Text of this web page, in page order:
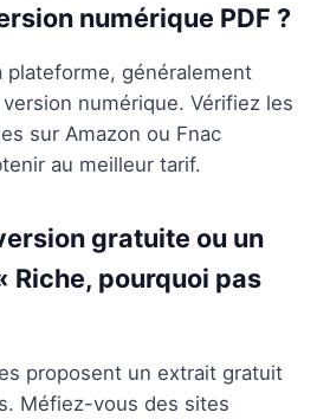
numérique PDF ?
plateforme, généralement
numérique. Vérifiez les
sur Amazon ou Fnac
au meilleur tarif.
gratuite ou un
Riche, pourquoi pas
proposent un extrait gratuit
Méfiez-vous des sites